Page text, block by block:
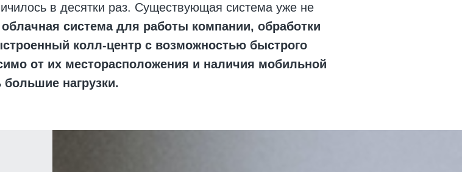
в десятки раз. Существующая система уже не
система для работы компании, обработки
колл-центр с возможностью быстрого
от их месторасположения и наличия мобильной
нагрузки.